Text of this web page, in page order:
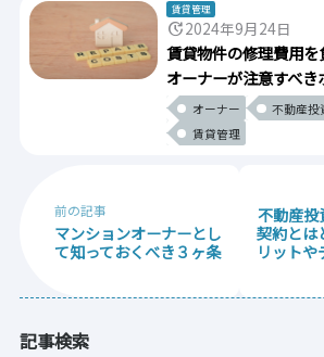
賃貸管理
update2024年9月24日
賃貸物件の修理費用を
オーナーが注意すべ
オーナー 不動産投
賃貸管理
前の記事
マンションオーナーとし
て知っておくべき３ヶ条
不動産投
契約とは
リット
記事検索